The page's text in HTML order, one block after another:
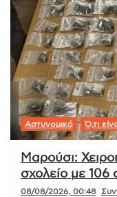
Αστυνομικό Ό,τι
Μαρούσι:
σχολείο με
08/08/2026, 00:48